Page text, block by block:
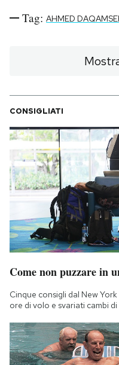
Tag: AHMED
CONSIGLIATI
Come non puzzare in
Cinque consigli dal New
ore di volo e svariati cambi di